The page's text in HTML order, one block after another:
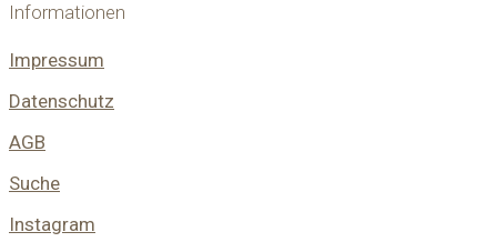
Informationen
Impressum
Datenschutz
AGB
Suche
Instagram